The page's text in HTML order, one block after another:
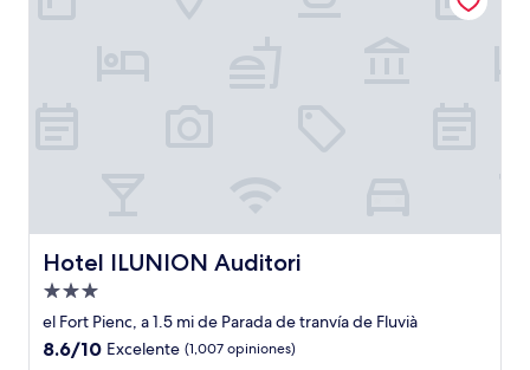
Hotel ILUNION Auditori
Hotel ILUNION Auditori
Propiedad
de
3.0
el Fort Pienc, a 1.5 mi de Parada de tranvía de Fluvià
8.6
8.6/10 Excelente (1,007 opiniones)